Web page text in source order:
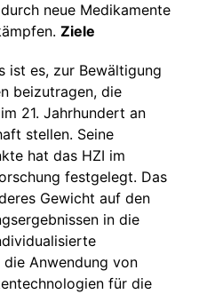
neue Medikamente
Ziele
ist es, zur Bewältigung
beizutragen, die
21. Jahrhundert an
stellen. Seine
hat das HZI im
festgelegt. Das
Gewicht auf den
in die
Anwendung von
für die